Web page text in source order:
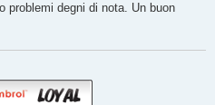
problemi degni di nota. Un buon